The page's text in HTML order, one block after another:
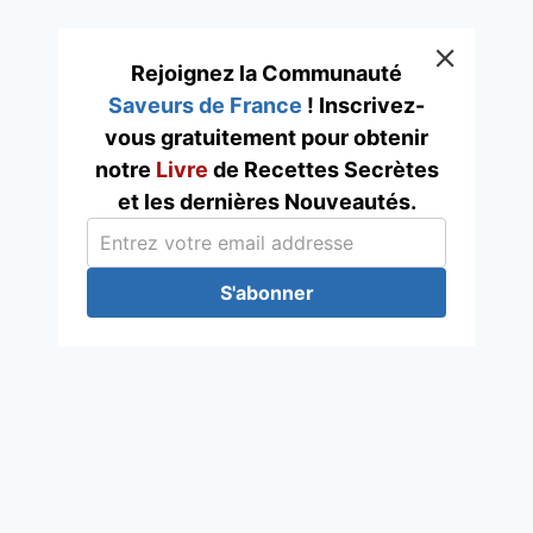
Rejoignez la Communauté
Saveurs de France ! Inscrivez-
vous gratuitement pour obtenir
notre Livre de Recettes Secrètes
et les dernières Nouveautés.
S'abonner